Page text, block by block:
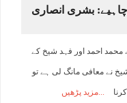
چاہیے: بشری انصاری
محمد احمد اور فہد شیخ کے
نے معافی مانگ لی ہے تو
مزید پڑھیں